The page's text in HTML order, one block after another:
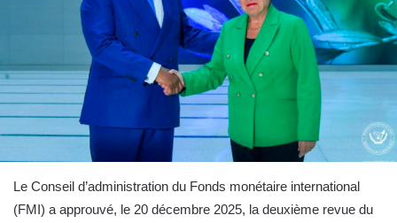
Le Conseil d’administration du Fonds monétaire international
(FMI) a approuvé, le 20 décembre 2025, la deuxième revue du